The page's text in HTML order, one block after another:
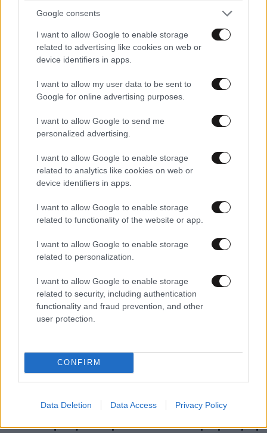
Google consents
I want to allow Google to enable storage
related to advertising like cookies on web or
device identifiers in apps.
I want to allow my user data to be sent to
Google for online advertising purposes.
I want to allow Google to send me
personalized advertising.
I want to allow Google to enable storage
related to analytics like cookies on web or
device identifiers in apps.
I want to allow Google to enable storage
related to functionality of the website or app.
I want to allow Google to enable storage
related to personalization.
I want to allow Google to enable storage
related to security, including authentication
functionality and fraud prevention, and other
user protection.
CONFIRM
Data Deletion Data Access Privacy Policy
09·08·2026 09:30
Οι 5 ασκήσεις που πρέπει να κάνετε για μια ζωή